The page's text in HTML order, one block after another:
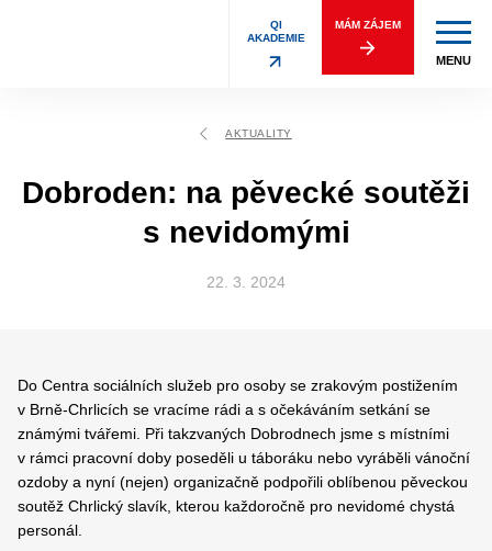
QI
AKADEMIE
MÁM ZÁJEM
MENU
AKTUALITY
Dobroden: na pěvecké soutěži
s nevidomými
22. 3. 2024
Do Centra sociálních služeb pro osoby se zrakovým postižením
v Brně-Chrlicích se vracíme rádi a s očekáváním setkání se
známými tvářemi. Při takzvaných Dobrodnech jsme s místními
v rámci pracovní doby poseděli u táboráku nebo vyráběli vánoční
ozdoby a nyní (nejen) organizačně podpořili oblíbenou pěveckou
soutěž Chrlický slavík, kterou každoročně pro nevidomé chystá
personál.